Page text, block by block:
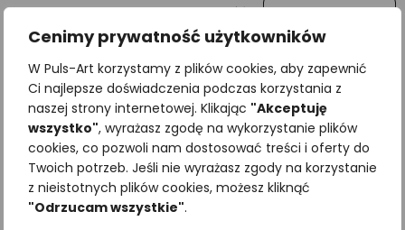
Cenimy prywatność użytkowników
W Puls-Art korzystamy z plików cookies, aby zapewnić
Ci najlepsze doświadczenia podczas korzystania z
naszej strony internetowej. Klikając "Akceptuję
wszystko", wyrażasz zgodę na wykorzystanie plików
cookies, co pozwoli nam dostosować treści i oferty do
Twoich potrzeb. Jeśli nie wyrażasz zgody na korzystanie
z nieistotnych plików cookies, możesz kliknąć
"Odrzucam wszystkie".
Wiadomość